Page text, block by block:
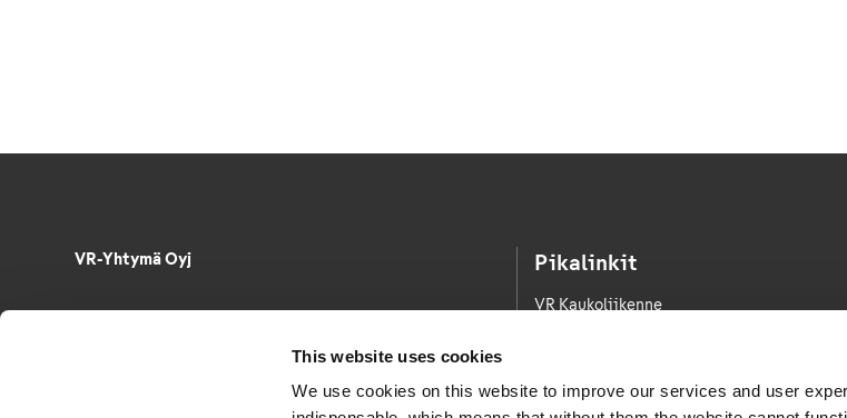
This website uses cookies
We use cookies on this website to improve our services and user
VR-Yhtymä Oyj Pikalinkit
VR Kaukoliikenne